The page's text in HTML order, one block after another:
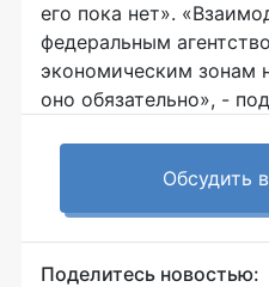
его пока нет».
федеральным
экономическим зонам
оно обязательно», -
Обсудить
Поделитесь новостью: